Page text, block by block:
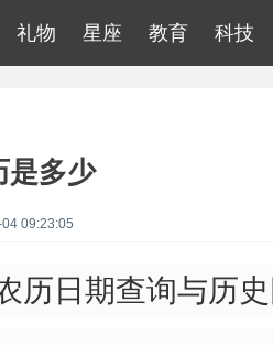
礼物 星座 教育 科技
是多少
09:23:05
历日期查询与历